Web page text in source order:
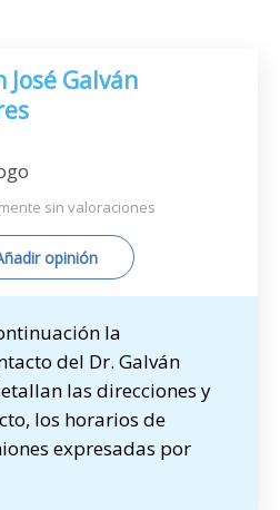
José Galván
sin valoraciones
opinión
la
del Dr. Galván
las direcciones y
los horarios de
expresadas por